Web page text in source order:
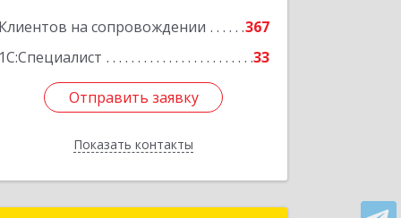
Клиентов на сопровождении
367
1С:Специалист
33
Отправить заявку
Показать контакты
Отправить заявку
Назад